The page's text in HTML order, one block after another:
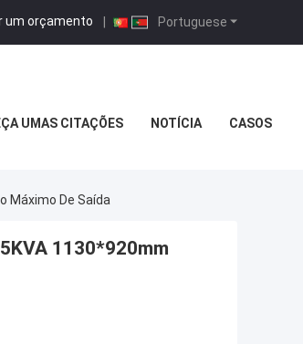
Portuguese
um orçamento |
UMAS CITAÇÕES NOTÍCIA CASOS
Máximo De Saída
1130*920mm